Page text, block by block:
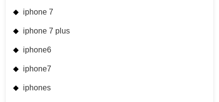
iphone 7
iphone 7 plus
iphone6
iphone7
iphones